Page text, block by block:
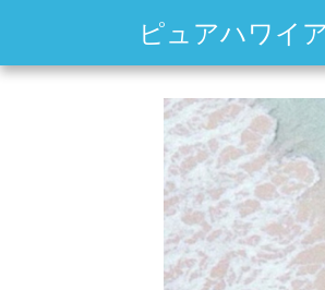
ピュアハワイ